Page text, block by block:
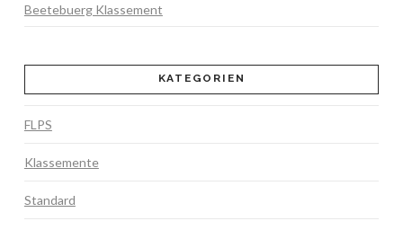
Beetebuerg Klassement
KATEGORIEN
FLPS
Klassemente
Standard